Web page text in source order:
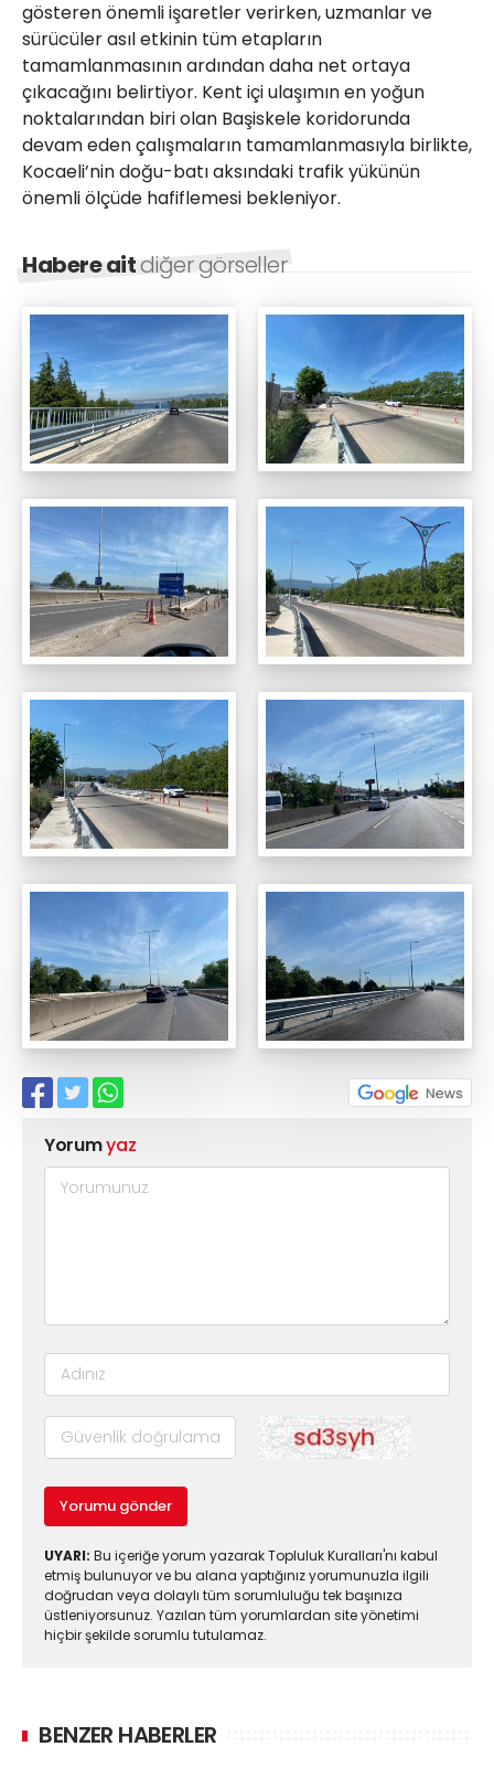
gösteren önemli işaretler verirken, uzmanlar ve
sürücüler asıl etkinin tüm etapların
tamamlanmasının ardından daha net ortaya
çıkacağını belirtiyor. Kent içi ulaşımın en yoğun
noktalarından biri olan Başiskele koridorunda
devam eden çalışmaların tamamlanmasıyla birlikte,
Kocaeli’nin doğu-batı aksındaki trafik yükünün
önemli ölçüde hafiflemesi bekleniyor.
Habere aitdiğer görseller
Yorumyaz
Yorumu gönder
UYARI: Bu içeriğe yorum yazarak Topluluk Kuralları'nı kabul
etmiş bulunuyor ve bu alana yaptığınız yorumunuzla ilgili
doğrudan veya dolaylı tüm sorumluluğu tek başınıza
üstleniyorsunuz. Yazılan tüm yorumlardan site yönetimi
hiçbir şekilde sorumlu tutulamaz.
BENZER HABERLER